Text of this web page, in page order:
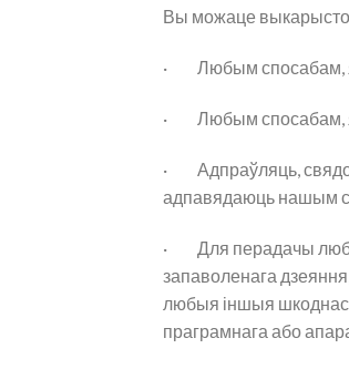
Вы можаце
· Любым спосабам,
· Любым спосабам,
· Адпраўляць,
адпавядаюць нашым
· Для перадачы
запаволенага
любыя іншыя
праграмнага або